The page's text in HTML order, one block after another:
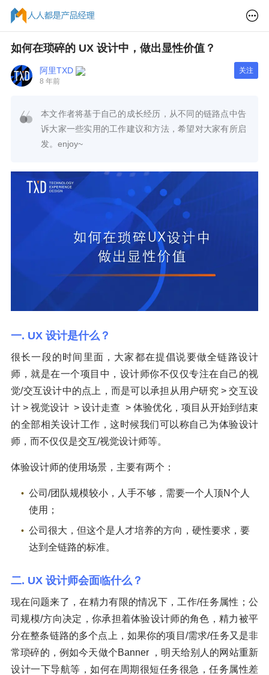
如何在琐碎的 UX 设计中，做出显性价值？
阿里TXD
8 年前
关注
本文作者将基于自己的成长经历，从不同的链路点中告
诉大家一些实用的工作建议和方法，希望对大家有所启
发。enjoy~
一. UX 设计是什么？
很长一段的时间里面，大家都在提倡说要做全链路设计
师，就是在一个项目中，设计师你不仅仅专注在自己的视
觉/交互设计中的点上，而是可以承担从用户研究 > 交互设
计 > 视觉设计 > 设计走查 > 体验优化，项目从开始到结束
的全部相关设计工作，这时候我们可以称自己为体验设计
师，而不仅仅是交互/视觉设计师等。
体验设计师的使用场景，主要有两个：
公司/团队规模较小，人手不够，需要一个人顶N个人
使用；
公司很大，但这个是人才培养的方向，硬性要求，要
达到全链路的标准。
二. UX 设计师会面临什么？
现在问题来了，在精力有限的情况下，工作/任务属性；公
司规模/方向决定，你承担着体验设计师的角色，精力被平
分在整条链路的多个点上，如果你的项目/需求/任务又是非
常琐碎的，例如今天做个Banner ，明天给别人的网站重新
设计一下导航等，如何在周期很短任务很急，任务属性差